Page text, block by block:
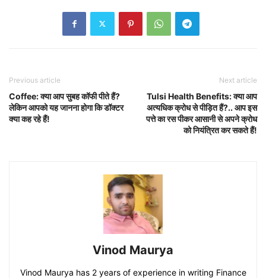
Previous article
Coffee: क्या आप सुबह कॉफी पीते हैं?
लेकिन आपको यह जानना होगा कि डॉक्टर
क्या कह रहे हैं!
Next article
Tulsi Health Benefits: क्या आप
अत्यधिक क्रोध से पीड़ित हैं?.. आप इस
पत्ते का रस पीकर आसानी से अपने क्रोध
को नियंत्रित कर सकते हैं!
Vinod Maurya
Vinod Maurya has 2 years of experience in writing Finance